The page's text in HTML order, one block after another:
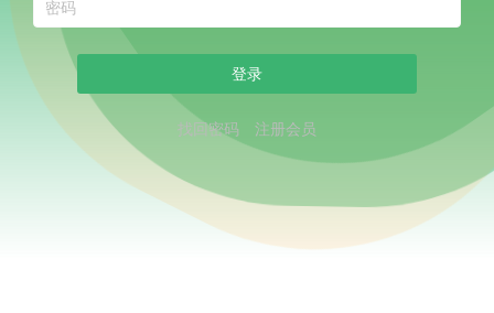
登录
找回密码 注册会员